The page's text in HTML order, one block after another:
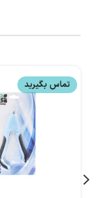
تماس بگیرید